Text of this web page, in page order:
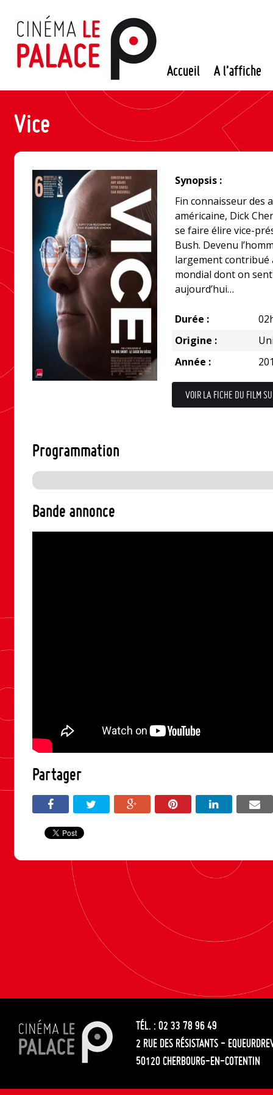
contenu
Accueil A l’affiche
Vice
Synopsis :
Fin connaisseur des
américaine, Dick
se faire élire vice-
Bush. Devenu
largement contribué
mondial dont on
aujourd’hui…
Durée :
Origine :
Année :
VOIR LA FICHE DU FILM
Programmation
Bande annonce
Partager
TÉL. : 02 33 78 96 49
2 RUE DES RÉSISTANTS -
50120 CHERBOURG-EN-COTENTIN